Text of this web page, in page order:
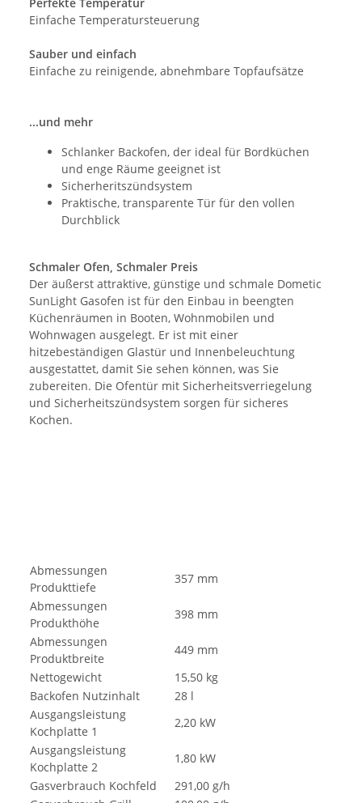
Einfache Temperatursteuerung
Sauber und einfach
Einfache zu reinigende, abnehmbare Topfaufsätze
...und mehr
Schlanker Backofen, der ideal für Bordküchen
und enge Räume geeignet ist
Sicherheritszündsystem
Praktische, transparente Tür für den vollen
Durchblick
Schmaler Ofen, Schmaler Preis
Der äußerst attraktive, günstige und schmale Dometic
SunLight Gasofen ist für den Einbau in beengten
Küchenräumen in Booten, Wohnmobilen und
Wohnwagen ausgelegt. Er ist mit einer
hitzebeständigen Glastür und Innenbeleuchtung
ausgestattet, damit Sie sehen können, was Sie
zubereiten. Die Ofentür mit Sicherheitsverriegelung
und Sicherheitszündsystem sorgen für sicheres
Kochen.
Abmessungen
Produkttiefe
357 mm
Abmessungen
Produkthöhe
398 mm
Abmessungen
Produktbreite
449 mm
Nettogewicht
15,50 kg
Backofen Nutzinhalt
28 l
Ausgangsleistung
Kochplatte 1
2,20 kW
Ausgangsleistung
Kochplatte 2
1,80 kW
Gasverbrauch Kochfeld
291,00 g/h